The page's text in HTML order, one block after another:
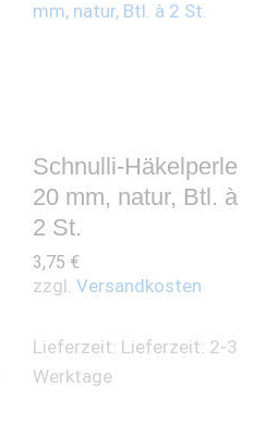
Schnulli-Häkelperle
20 mm, natur, Btl. à
2 St.
3,75 €
zzgl. Versandkosten
Lieferzeit: Lieferzeit: 2-3
Werktage